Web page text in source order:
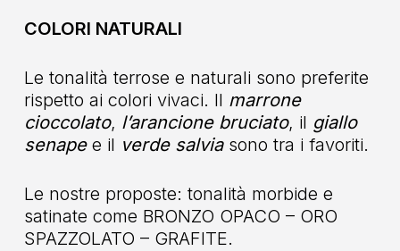
COLORI NATURALI
Le tonalità terrose e naturali sono preferite
rispetto ai colori vivaci. Il marrone
cioccolato, l’arancione bruciato, il giallo
senapee il verde salviasono tra i favoriti.
Le nostre proposte: tonalità morbide e
satinate come BRONZO OPACO – ORO
SPAZZOLATO – GRAFITE.